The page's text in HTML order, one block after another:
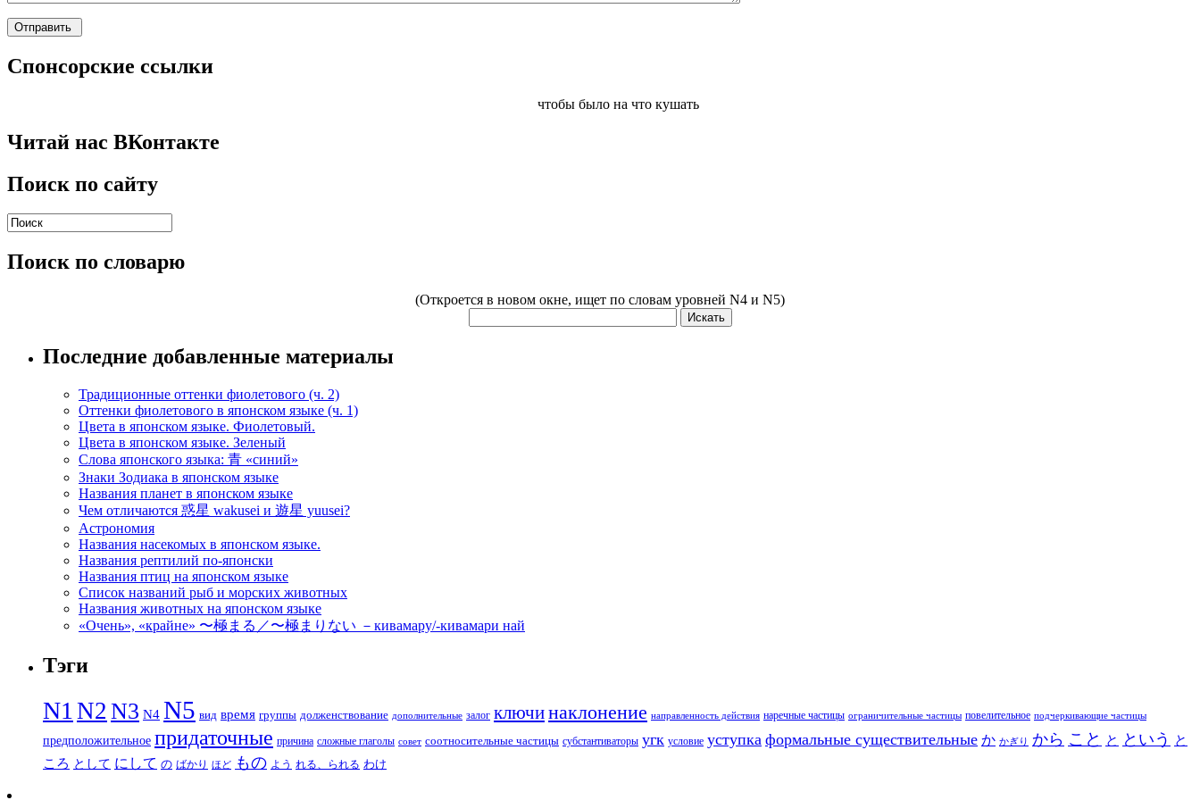
Спонсорские ссылки
чтобы было на что кушать
Читай нас ВКонтакте
Поиск по сайту
Поиск по словарю
(Откроется в новом окне, ищет по словам уровней N4 и N5)
Последние добавленные материалы
Традиционные оттенки фиолетового (ч. 2)
Оттенки фиолетового в японском языке (ч. 1)
Цвета в японском языке. Фиолетовый.
Цвета в японском языке. Зеленый
Слова японского языка: 青 «синий»
Знаки Зодиака в японском языке
Названия планет в японском языке
Чем отличаются 惑星 wakusei и 遊星 yuusei?
Астрономия
Названия насекомых в японском языке.
Названия рептилий по-японски
Названия птиц на японском языке
Список названий рыб и морских животных
Названия животных на японском языке
«Очень», «крайне» 〜極まる／〜極まりない －кивамару/-кивамари най
Тэги
N1 N2 N3 N4 N5 вид время группы долженствование дополнительные залог ключинаклонение направленность действия наречные частицы ограничительные частицы повелительное подчеркивающие частицы
предположительное придаточные причина сложные глаголы совет соотносительные частицы субстантиваторы угк условие уступка формальные существительные か かぎり から こと と という
と
ころ として にして の ばかり ほど もの よう れる、られる わけ